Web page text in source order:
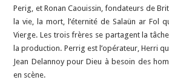
Perig, et Ronan Caouissin, fondateurs de
la vie, la mort, l’éternité de Salaün ar Fol
Vierge. Les trois frères se partagent la
la production. Perrig est l’opérateur, Herri
Jean Delannoy pour Dieu à besoin des
en scène.